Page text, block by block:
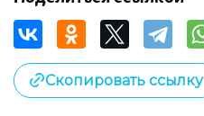
Скопировать ссылку